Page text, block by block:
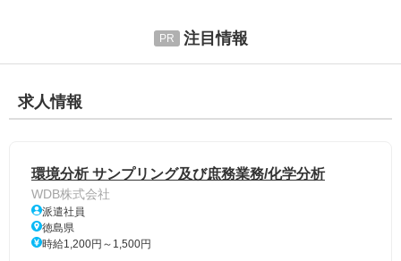
注目情報
求人情報
環境分析 サンプリング及び庶務業務/化学分析
WDB株式会社
派遣社員
徳島県
時給1,200円～1,500円